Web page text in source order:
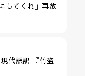
してくれ」再放
代誤訳 『竹盗